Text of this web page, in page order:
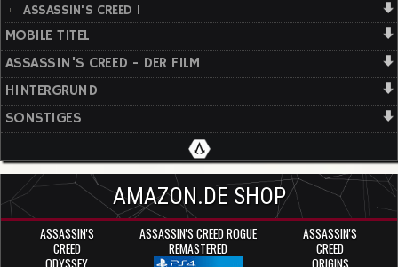
ASSASSIN'S CREED 1
MOBILE TITEL
ASSASSIN'S CREED - DER FILM
HINTERGRUND
SONSTIGES
AMAZON.DE SHOP
ASSASSIN'S
CREED
ODYSSEY
ASSASSIN'S CREED ROGUE
REMASTERED
ASSASSIN'S
CREED
ORIGINS